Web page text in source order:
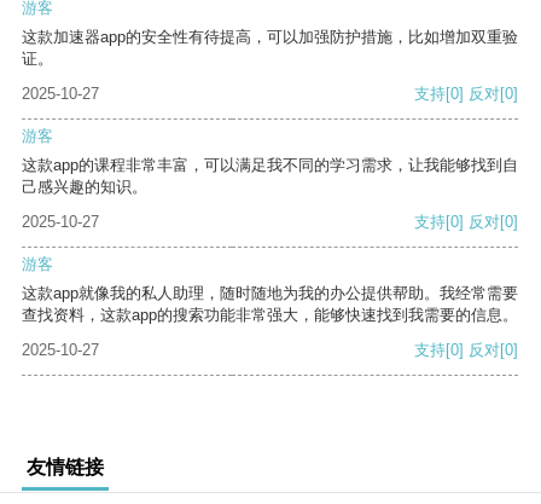
游客
这款加速器app的安全性有待提高，可以加强防护措施，比如增加双重验
证。
2025-10-27
支持[0] 反对[0]
游客
这款app的课程非常丰富，可以满足我不同的学习需求，让我能够找到自
己感兴趣的知识。
2025-10-27
支持[0] 反对[0]
游客
这款app就像我的私人助理，随时随地为我的办公提供帮助。我经常需要
查找资料，这款app的搜索功能非常强大，能够快速找到我需要的信息。
2025-10-27
支持[0] 反对[0]
友情链接